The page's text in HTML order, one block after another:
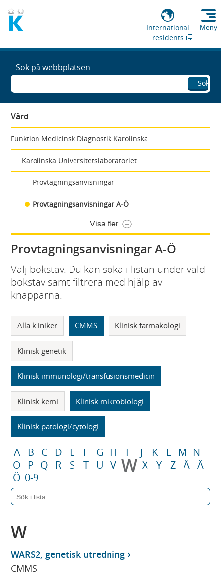
International
residents
Meny
Sök på webbplatsen
Sök
Vård
Funktion Medicinsk Diagnostik Karolinska
Karolinska Universitetslaboratoriet
Provtagningsanvisningar
Provtagningsanvisningar A-Ö
Visa fler
Provtagningsanvisningar A-Ö
Välj bokstav. Du kan söka i listan under vald
bokstav samt filtrera med hjälp av
knapparna.
Alla kliniker CMMS Klinisk farmakologi
Klinisk genetik
Klinisk immunologi/transfusionsmedicin
Klinisk kemi Klinisk mikrobiologi
Klinisk patologi/cytologi
A B C D E F G H I J K L M N
O
P Q R S T U V W X Y Z Å Ä
Ö 0-9
W
WARS2, genetisk utredning
CMMS